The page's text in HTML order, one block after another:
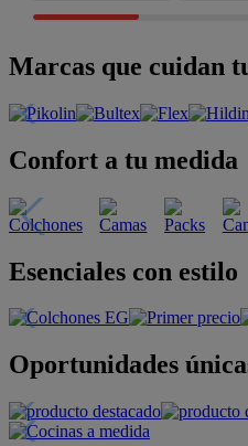
Marcas que cuidan
Confort a tu medida
Esenciales con estilo
Oportunidades